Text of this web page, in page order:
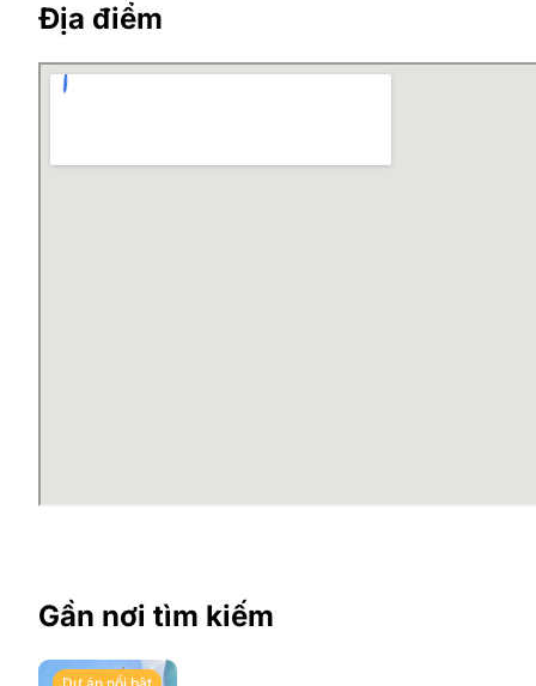
Địa điểm
Gần nơi tìm kiếm